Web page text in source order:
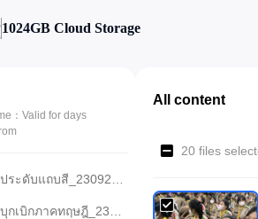
1024GB Cloud Storage
：Valid for days
All content
20 files